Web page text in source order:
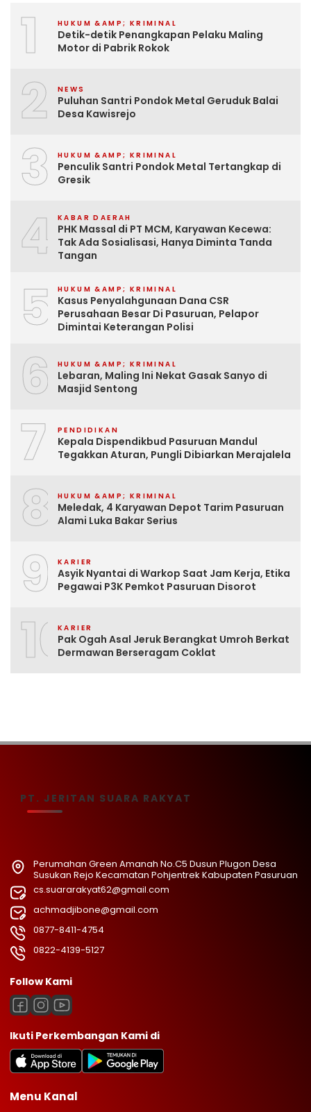
1 HUKUM &AMP; KRIMINAL
Detik-detik Penangkapan Pelaku Maling
Motor di Pabrik Rokok
2 NEWS
Puluhan Santri Pondok Metal Geruduk Balai
Desa Kawisrejo
3 HUKUM &AMP; KRIMINAL
Penculik Santri Pondok Metal Tertangkap di
Gresik
4 KABAR DAERAH
PHK Massal di PT MCM, Karyawan Kecewa:
Tak Ada Sosialisasi, Hanya Diminta Tanda
Tangan
5 HUKUM &AMP; KRIMINAL
Kasus Penyalahgunaan Dana CSR
Perusahaan Besar Di Pasuruan, Pelapor
Dimintai Keterangan Polisi
6 HUKUM &AMP; KRIMINAL
Lebaran, Maling Ini Nekat Gasak Sanyo di
Masjid Sentong
7 PENDIDIKAN
Kepala Dispendikbud Pasuruan Mandul
Tegakkan Aturan, Pungli Dibiarkan Merajalela
8 HUKUM &AMP; KRIMINAL
Meledak, 4 Karyawan Depot Tarim Pasuruan
Alami Luka Bakar Serius
9 KARIER
Asyik Nyantai di Warkop Saat Jam Kerja, Etika
Pegawai P3K Pemkot Pasuruan Disorot
10KARIER
Pak Ogah Asal Jeruk Berangkat Umroh Berkat
Dermawan Berseragam Coklat
PT. JERITAN SUARA RAKYAT
Perumahan Green Amanah No.C5 Dusun Plugon Desa
Susukan Rejo Kecamatan Pohjentrek Kabupaten Pasuruan
cs.suararakyat62@gmail.com
achmadjibone@gmail.com
0877-8411-4754
0822-4139-5127
Follow Kami
Ikuti Perkembangan Kami di
Menu Kanal